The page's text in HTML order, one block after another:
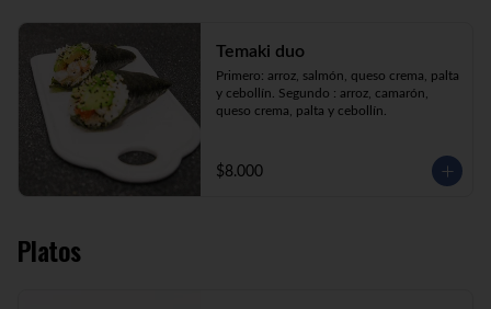
Temaki duo
Primero: arroz, salmón, queso crema, palta
y cebollín. Segundo : arroz, camarón,
queso crema, palta y cebollín.
$8.000
Platos